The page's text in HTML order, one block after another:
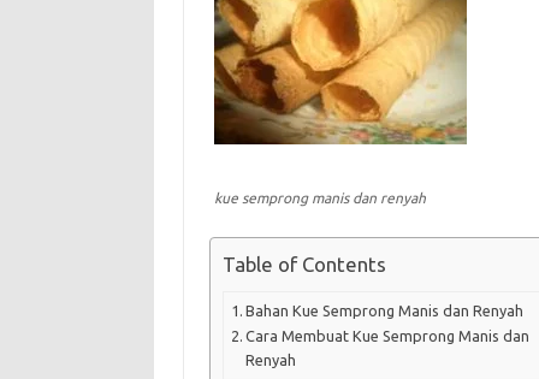
kue semprong manis dan renyah
Table of Contents
Bahan Kue Semprong Manis dan Renyah
Cara Membuat Kue Semprong Manis dan
Renyah